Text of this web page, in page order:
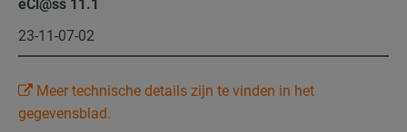
eCl@ss 11.1
23-11-07-02
Meer technische details zijn te vinden in het
gegevensblad.